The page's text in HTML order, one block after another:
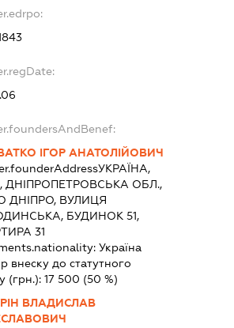
ІГОР АНАТОЛІЙОВИЧ
УКРАЇНА,
ДНІПРОПЕТРОВСЬКА ОБЛ.,
ДНІПРО, ВУЛИЦЯ
БУДИНОК 51,
31
Україна
внеску до статутного
(грн.): 17 500 (50 %)
ВЛАДИСЛАВ